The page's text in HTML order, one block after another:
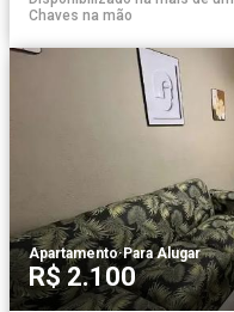
Chaves na mão
Apartamento·Para Alugar
R$ 2.100